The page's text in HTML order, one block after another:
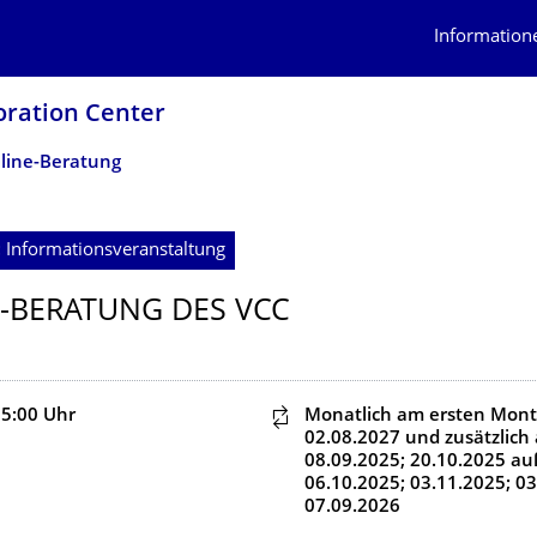
Center
Beratung
Informationsveranstaltung
DES VCC
Uhr Dieser Termin wiederholt
Monatlich am ersten
02.08.2027 und zusätzlich
08.09.2025; 20.10.2025
06.10.2025; 03.11.2025;
07.09.2026